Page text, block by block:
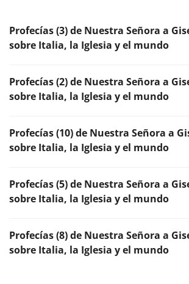
Profecías (3) de Nuestra Señora a
sobre Italia, la Iglesia y el mundo
Profecías (2) de Nuestra Señora a
sobre Italia, la Iglesia y el mundo
Profecías (10) de Nuestra Señora a
sobre Italia, la Iglesia y el mundo
Profecías (5) de Nuestra Señora a
sobre Italia, la Iglesia y el mundo
Profecías (8) de Nuestra Señora a
sobre Italia, la Iglesia y el mundo